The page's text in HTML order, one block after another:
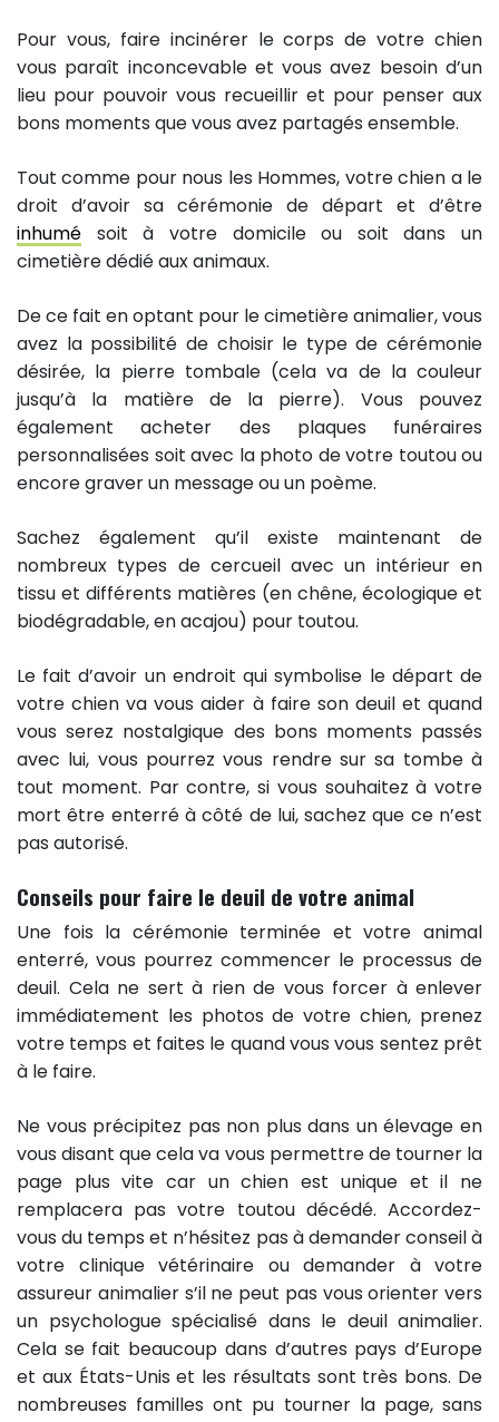
Pour vous, faire incinérer le corps de votre chien
vous paraît inconcevable et vous avez besoin d’un
lieu pour pouvoir vous recueillir et pour penser aux
bons moments que vous avez partagés ensemble.
Tout comme pour nous les Hommes, votre chien a le
droit d’avoir sa cérémonie de départ et d’être
inhumé soit à votre domicile ou soit dans un
cimetière dédié aux animaux.
De ce fait en optant pour le cimetière animalier, vous
avez la possibilité de choisir le type de cérémonie
désirée, la pierre tombale (cela va de la couleur
jusqu’à la matière de la pierre). Vous pouvez
également acheter des plaques funéraires
personnalisées soit avec la photo de votre toutou ou
encore graver un message ou un poème.
Sachez également qu’il existe maintenant de
nombreux types de cercueil avec un intérieur en
tissu et différents matières (en chêne, écologique et
biodégradable, en acajou) pour toutou.
Le fait d’avoir un endroit qui symbolise le départ de
votre chien va vous aider à faire son deuil et quand
vous serez nostalgique des bons moments passés
avec lui, vous pourrez vous rendre sur sa tombe à
tout moment. Par contre, si vous souhaitez à votre
mort être enterré à côté de lui, sachez que ce n’est
pas autorisé.
Conseils pour faire le deuil de votre animal
Une fois la cérémonie terminée et votre animal
enterré, vous pourrez commencer le processus de
deuil. Cela ne sert à rien de vous forcer à enlever
immédiatement les photos de votre chien, prenez
votre temps et faites le quand vous vous sentez prêt
à le faire.
Ne vous précipitez pas non plus dans un élevage en
vous disant que cela va vous permettre de tourner la
page plus vite car un chien est unique et il ne
remplacera pas votre toutou décédé. Accordez-
vous du temps et n’hésitez pas à demander conseil à
votre clinique vétérinaire ou demander à votre
assureur animalier s’il ne peut pas vous orienter vers
un psychologue spécialisé dans le deuil animalier.
Cela se fait beaucoup dans d’autres pays d’Europe
et aux États-Unis et les résultats sont très bons. De
nombreuses familles ont pu tourner la page, sans